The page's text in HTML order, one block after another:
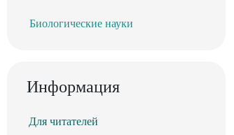
Биологические науки
Информация
Для читателей